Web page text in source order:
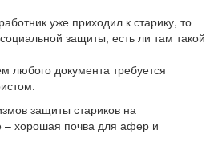
уже приходил к старику, то
защиты, есть ли там такой
любого документа требуется
защиты стариков на
– хорошая почва для афер и